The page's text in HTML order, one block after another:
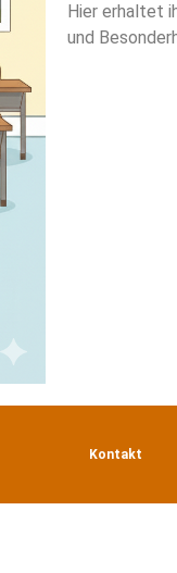
Hier erhaltet
und
Kontakt